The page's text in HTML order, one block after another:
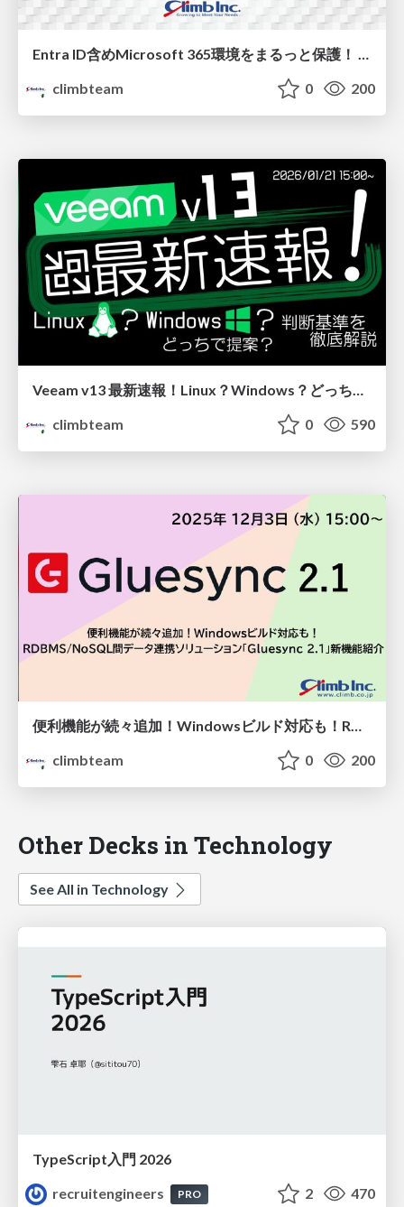
climbteam
0 200
Veeam v13 最新速報！Linux？Windows？どっちで提案？判断基準を徹底解説
climbteam
0 590
便利機能が続々追加！Windowsビルド対応も！RDBMS/NoSQL間のデータ連携ソリューション「Gluesync 2.1」新機能紹介
climbteam
0 200
Other Decks in Technology
See All in Technology
TypeScript入門 2026
recruitengineers
PRO 2 470